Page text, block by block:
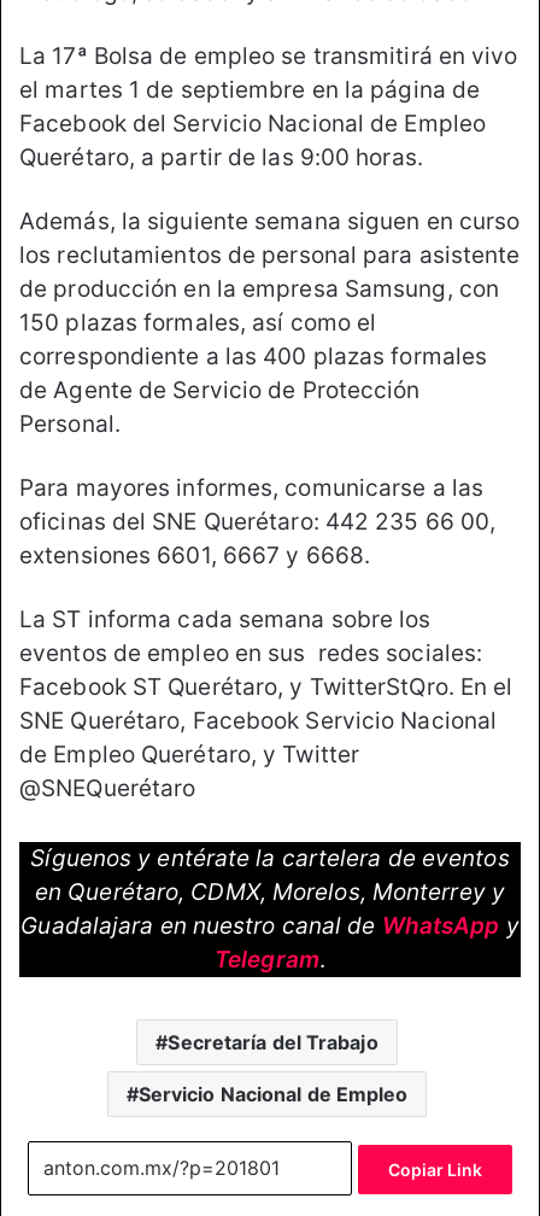
La 17ª Bolsa de empleo se transmitirá en vivo
el martes 1 de septiembre en la página de
Facebook del Servicio Nacional de Empleo
Querétaro, a partir de las 9:00 horas.
Además, la siguiente semana siguen en curso
los reclutamientos de personal para asistente
de producción en la empresa Samsung, con
150 plazas formales, así como el
correspondiente a las 400 plazas formales
de Agente de Servicio de Protección
Personal.
Para mayores informes, comunicarse a las
oficinas del SNE Querétaro: 442 235 66 00,
extensiones 6601, 6667 y 6668.
La ST informa cada semana sobre los
eventos de empleo en sus redes sociales:
Facebook ST Querétaro, y TwitterStQro. En el
SNE Querétaro, Facebook Servicio Nacional
de Empleo Querétaro, y Twitter
@SNEQuerétaro
Síguenos y entérate la cartelera de eventos
en Querétaro, CDMX, Morelos, Monterrey y
Guadalajara en nuestro canal de WhatsApp y
Telegram.
Secretaría del Trabajo
Servicio Nacional de Empleo
Copiar Link